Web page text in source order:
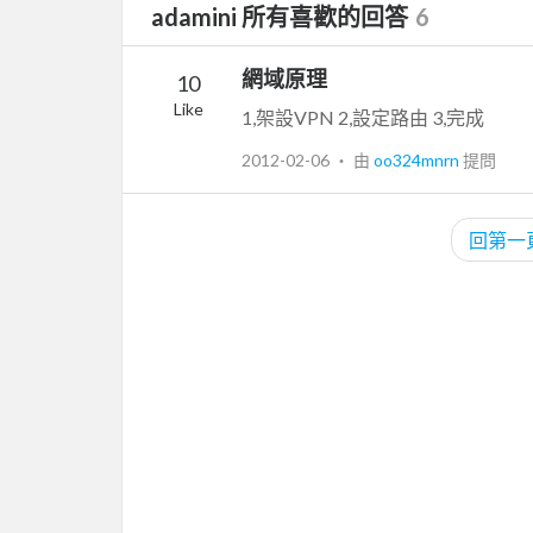
adamini 所有喜歡的回答 6
10
Like
網域原理
1,架設VPN 2,設定路由 3,完成
2012-02-06 ‧ 由 oo324mnrn 提問
回第一